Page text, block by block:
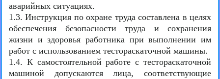
аварийных ситуациях.
1.3. Инструкция по охране труда составлена в целях
обеспечения безопасности труда и сохранения
жизни и здоровья работника при выполнении им
работ с использованием тестораскаточной машины.
1.4. К самостоятельной работе с тестораскаточной
машиной допускаются лица, соответствующие